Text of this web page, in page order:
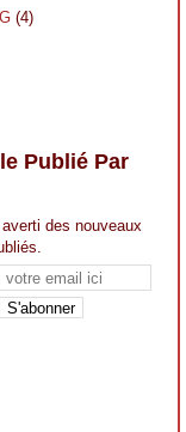
(4)
Publié Par
des nouveaux